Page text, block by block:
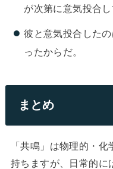
が次第に意気投合し
彼と意気投合した
ったからだ。
まとめ
「共鳴」は物理的・
持ちますが、日常的に